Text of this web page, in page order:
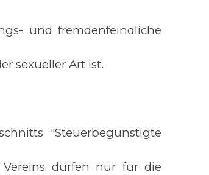
und fremdenfeindliche
sexueller Art ist.
"Steuerbegünstigte
dürfen nur für die